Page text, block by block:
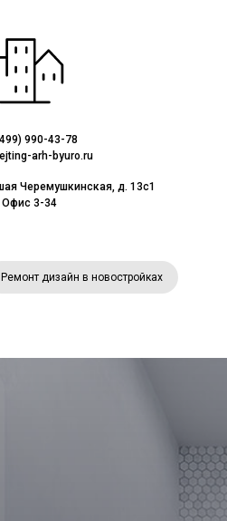
990-43-78
arh-byuro.ru
Черемушкинская, д. 13с1
Офис 3-34
Ремонт дизайн в новостройках